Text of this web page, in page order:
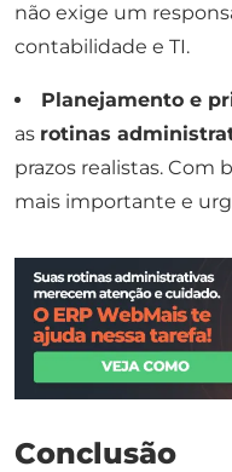
não exige um
contabilidade e TI.
Planejamento e
as rotinas
prazos realistas. Com
mais importante e
Conclusão